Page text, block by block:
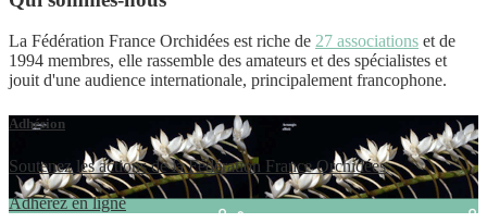
La Fédération France Orchidées est riche de 27 associations et de
1994 membres, elle rassemble des amateurs et des spécialistes et
jouit d'une audience internationale, principalement francophone.
Adhésion
Soutenez les actions de la Fédération France Orchidées
Adhérez en ligne